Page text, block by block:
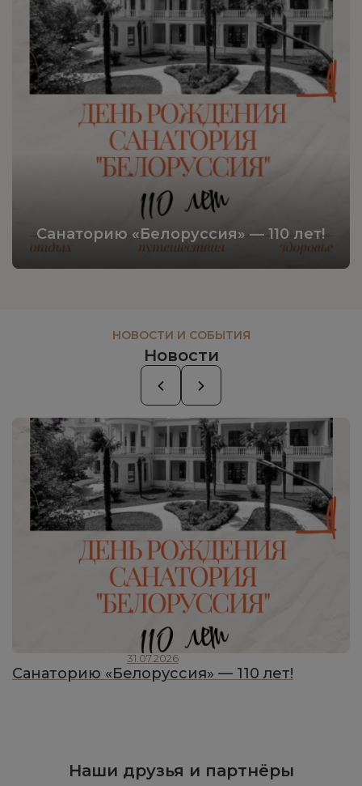
Санаторию «Белоруссия» — 110 лет!
НОВОСТИ И СОБЫТИЯ
Новости
31.07.2026
Санаторию «Белоруссия» — 110 лет!
Наши друзья и партнёры